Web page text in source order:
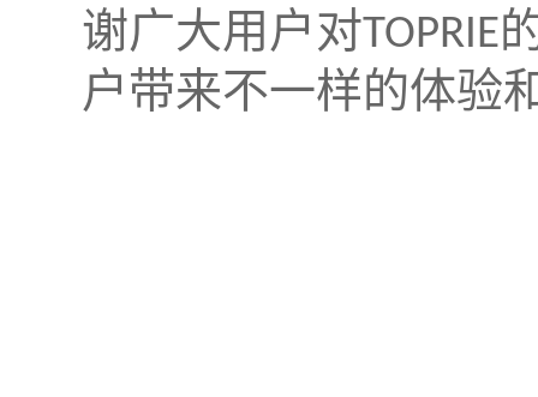
谢广大用户对TOPRIE
户带来不一样的体验